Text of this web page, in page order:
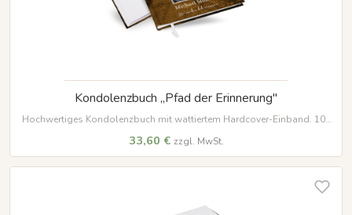
Kondolenzbuch „Pfad der Erinnerung"
Hochwertiges Kondolenzbuch mit wattiertem Hardcover-Einband. 100
Beileidsbekundungen und Erinnerungen.
33,60 € zzgl. MwSt.